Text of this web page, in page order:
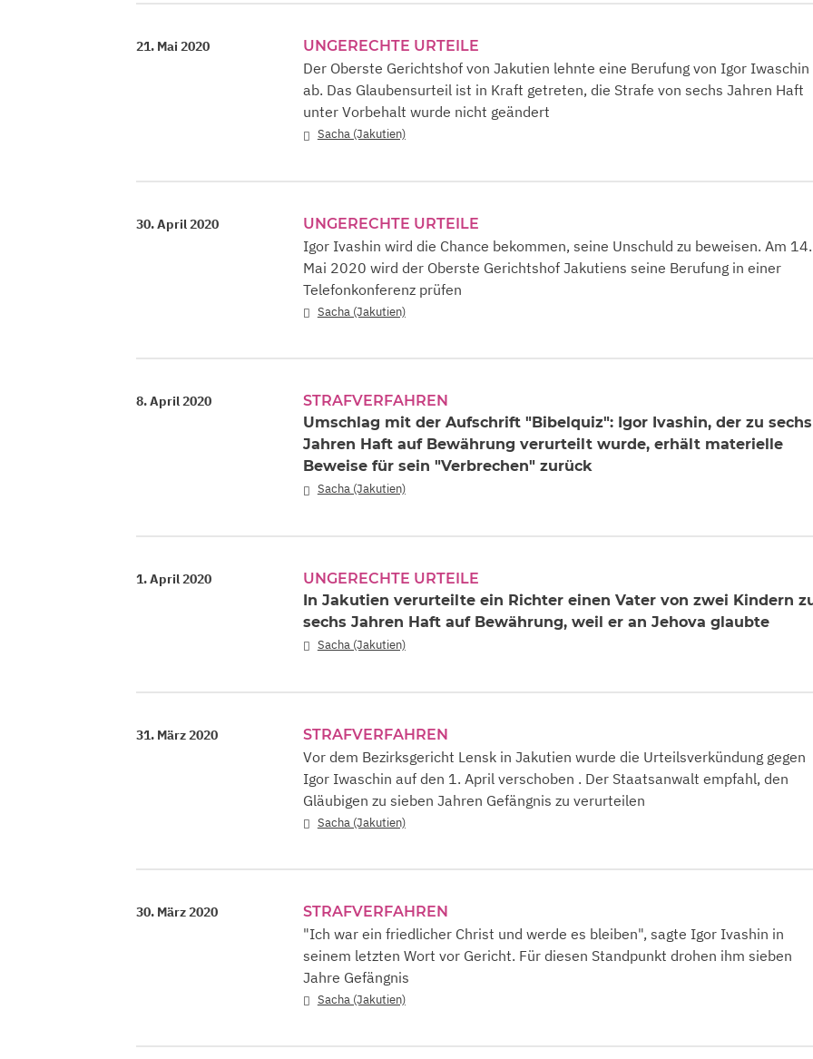
21. Mai 2020 UNGERECHTE URTEILE
Der Oberste Gerichtshof von Jakutien lehnte eine Berufung von Igor Iwaschin
ab. Das Glaubensurteil ist in Kraft getreten, die Strafe von sechs Jahren Haft
unter Vorbehalt wurde nicht geändert
Sacha (Jakutien)
30. April 2020 UNGERECHTE URTEILE
Igor Ivashin wird die Chance bekommen, seine Unschuld zu beweisen. Am 14.
Mai 2020 wird der Oberste Gerichtshof Jakutiens seine Berufung in einer
Telefonkonferenz prüfen
Sacha (Jakutien)
8. April 2020
STRAFVERFAHREN
Umschlag mit der Aufschrift "Bibelquiz": Igor Ivashin, der zu sechs
Jahren Haft auf Bewährung verurteilt wurde, erhält materielle
Beweise für sein "Verbrechen" zurück
Sacha (Jakutien)
1. April 2020
UNGERECHTE URTEILE
In Jakutien verurteilte ein Richter einen Vater von zwei Kindern
sechs Jahren Haft auf Bewährung, weil er an Jehova glaubte
Sacha (Jakutien)
31. März 2020 STRAFVERFAHREN
Vor dem Bezirksgericht Lensk in Jakutien wurde die Urteilsverkündung gegen
Igor Iwaschin auf den 1. April verschoben . Der Staatsanwalt empfahl, den
Gläubigen zu sieben Jahren Gefängnis zu verurteilen
Sacha (Jakutien)
30. März 2020 STRAFVERFAHREN
"Ich war ein friedlicher Christ und werde es bleiben", sagte Igor Ivashin in
seinem letzten Wort vor Gericht. Für diesen Standpunkt drohen ihm sieben
Jahre Gefängnis
Sacha (Jakutien)